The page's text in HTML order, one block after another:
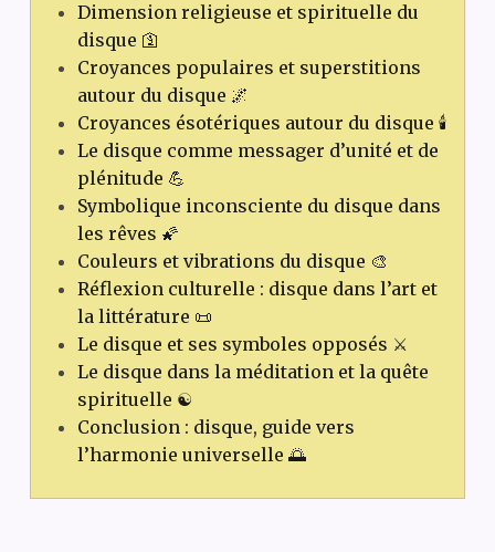
Dimension religieuse et spirituelle du
disque 🛐
Croyances populaires et superstitions
autour du disque 🌌
Croyances ésotériques autour du disque 🕯️
Le disque comme messager d’unité et de
plénitude 💪
Symbolique inconsciente du disque dans
les rêves 🌠
Couleurs et vibrations du disque 🎨
Réflexion culturelle : disque dans l’art et
la littérature 📜
Le disque et ses symboles opposés ⚔️
Le disque dans la méditation et la quête
spirituelle ☯️
Conclusion : disque, guide vers
l’harmonie universelle 🌅